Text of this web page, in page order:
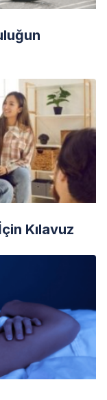
Kılavuz